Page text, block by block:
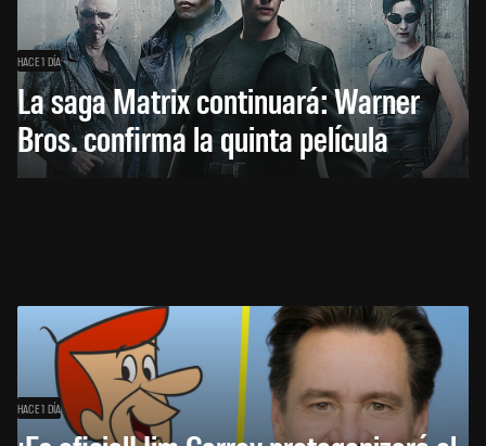
HACE 1 DÍA
La saga Matrix continuará: Warner
Bros. confirma la quinta película
HACE 1 DÍA